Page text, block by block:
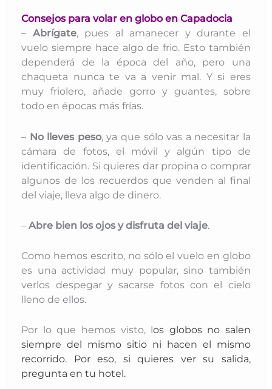
Consejos para volar en globo en Capadocia
– Abrígate, pues al amanecer y durante el
vuelo siempre hace algo de frio. Esto también
dependerá de la época del año, pero una
chaqueta nunca te va a venir mal. Y si eres
muy friolero, añade gorro y guantes, sobre
todo en épocas más frías.
– No lleves peso, ya que sólo vas a necesitar la
cámara de fotos, el móvil y algún tipo de
identificación. Si quieres dar propina o comprar
algunos de los recuerdos que venden al final
del viaje, lleva algo de dinero.
–Abre bien los ojos y disfruta del viaje.
Como hemos escrito, no sólo el vuelo en globo
es una actividad muy popular, sino también
verlos despegar y sacarse fotos con el cielo
lleno de ellos.
Por lo que hemos visto, los globos no salen
siempre del mismo sitio ni hacen el mismo
recorrido. Por eso, si quieres ver su salida,
pregunta en tu hotel.